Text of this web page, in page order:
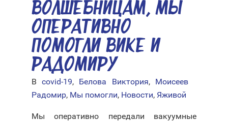
ВОЛШЕБНИЦАМ, МЫ
ОПЕРАТИВНО
ПОМОГЛИ ВИКЕ И
РАДОМИРУ
Вcovid-19, Белова Виктория, Моисеев
Радомир, Мы помогли, Новости, Яживой
Мы оперативно передали вакуумные